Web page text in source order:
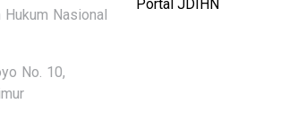
Hukum Nasional
No. 10,
Portal JDIHN